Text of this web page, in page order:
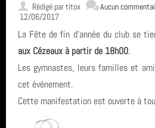
Rédigé partitox Aucun
12/06/2017
La Fête de fin d'année du club se
aux Cézeaux à partir de 18h00.
Les gymnastes, leurs familles et
cet évènement.
Cette manifestation est ouverte à